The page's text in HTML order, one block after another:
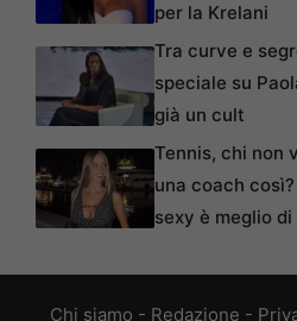
per la Krelani
Tra curve e
speciale su
già un cult
Tennis, chi non
una coach
sexy è meglio
Chi siamo - Redazione -